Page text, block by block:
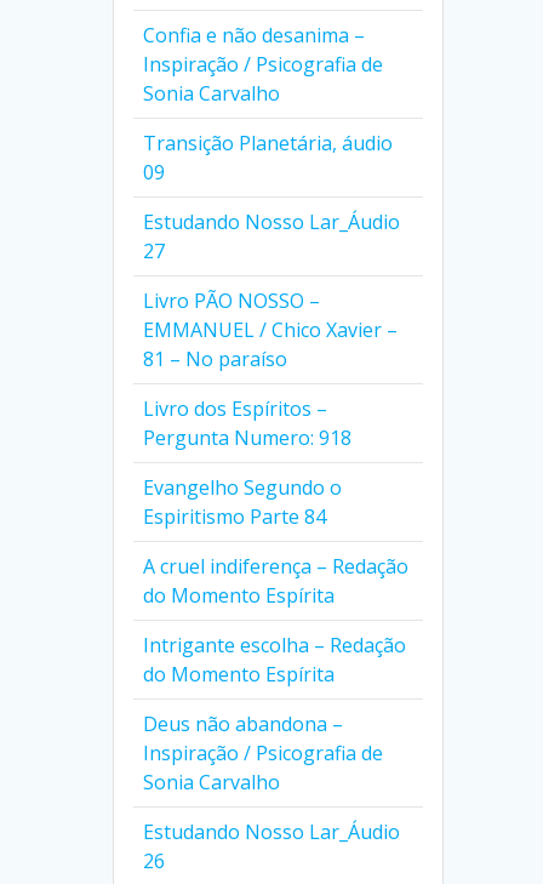
Confia e não desanima –
Inspiração / Psicografia de
Sonia Carvalho
Transição Planetária, áudio
09
Estudando Nosso Lar_Áudio
27
Livro PÃO NOSSO –
EMMANUEL / Chico Xavier –
81 – No paraíso
Livro dos Espíritos –
Pergunta Numero: 918
Evangelho Segundo o
Espiritismo Parte 84
A cruel indiferença – Redação
do Momento Espírita
Intrigante escolha – Redação
do Momento Espírita
Deus não abandona –
Inspiração / Psicografia de
Sonia Carvalho
Estudando Nosso Lar_Áudio
26